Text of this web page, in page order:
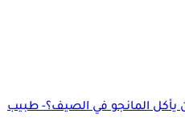
المانجو في الصيف؟- طبيب